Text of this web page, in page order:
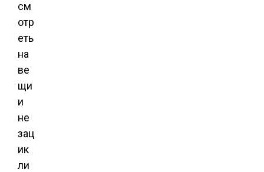
см
отр
еть
на
ве
щи
и
не
зац
ик
ли